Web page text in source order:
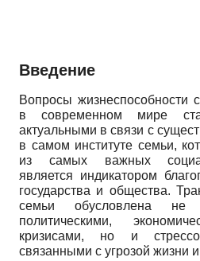
Введение
Вопросы жизнеспособности
в современном мире
актуальными в связи с
в самом институте семьи,
из самых важных
является индикатором
государства и общества.
семьи обусловлена не
политическими,
кризисами, но и
связанными с угрозой жизни